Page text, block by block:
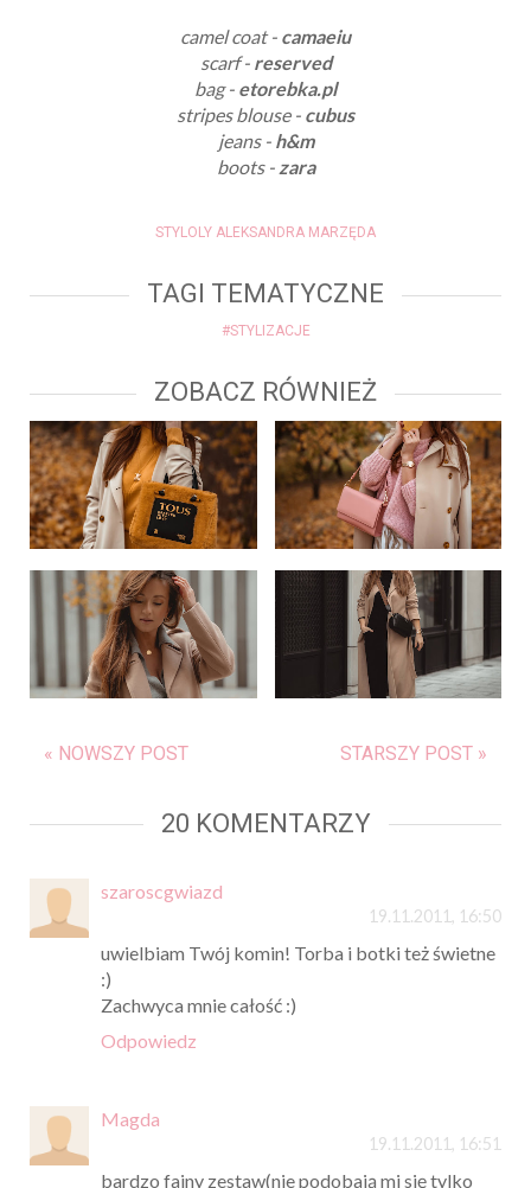
camel coat - camaeiu
scarf -reserved
bag - etorebka.pl
stripes blouse - cubus
jeans - h&m
boots - zara
STYLOLY ALEKSANDRA MARZĘDA
TAGI TEMATYCZNE
#STYLIZACJE
ZOBACZ RÓWNIEŻ
« NOWSZY POST STARSZY POST »
20 KOMENTARZY
szaroscgwiazd
19.11.2011, 16:50
uwielbiam Twój komin! Torba i botki też świetne
:)
Zachwyca mnie całość :)
Odpowiedz
Magda
19.11.2011, 16:51
bardzo fajny zestaw(nie podobają mi się tylko